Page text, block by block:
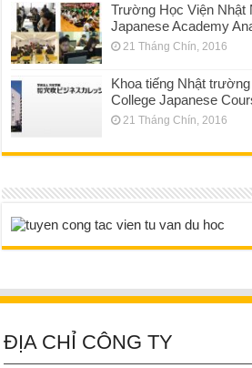
Trường Học Viện Nhật
Japanese Academy
21 Tháng Chín, 2016
Khoa tiếng Nhật
College Japanese
21 Tháng Chín, 2016
ĐỊA CHỈ CÔNG TY